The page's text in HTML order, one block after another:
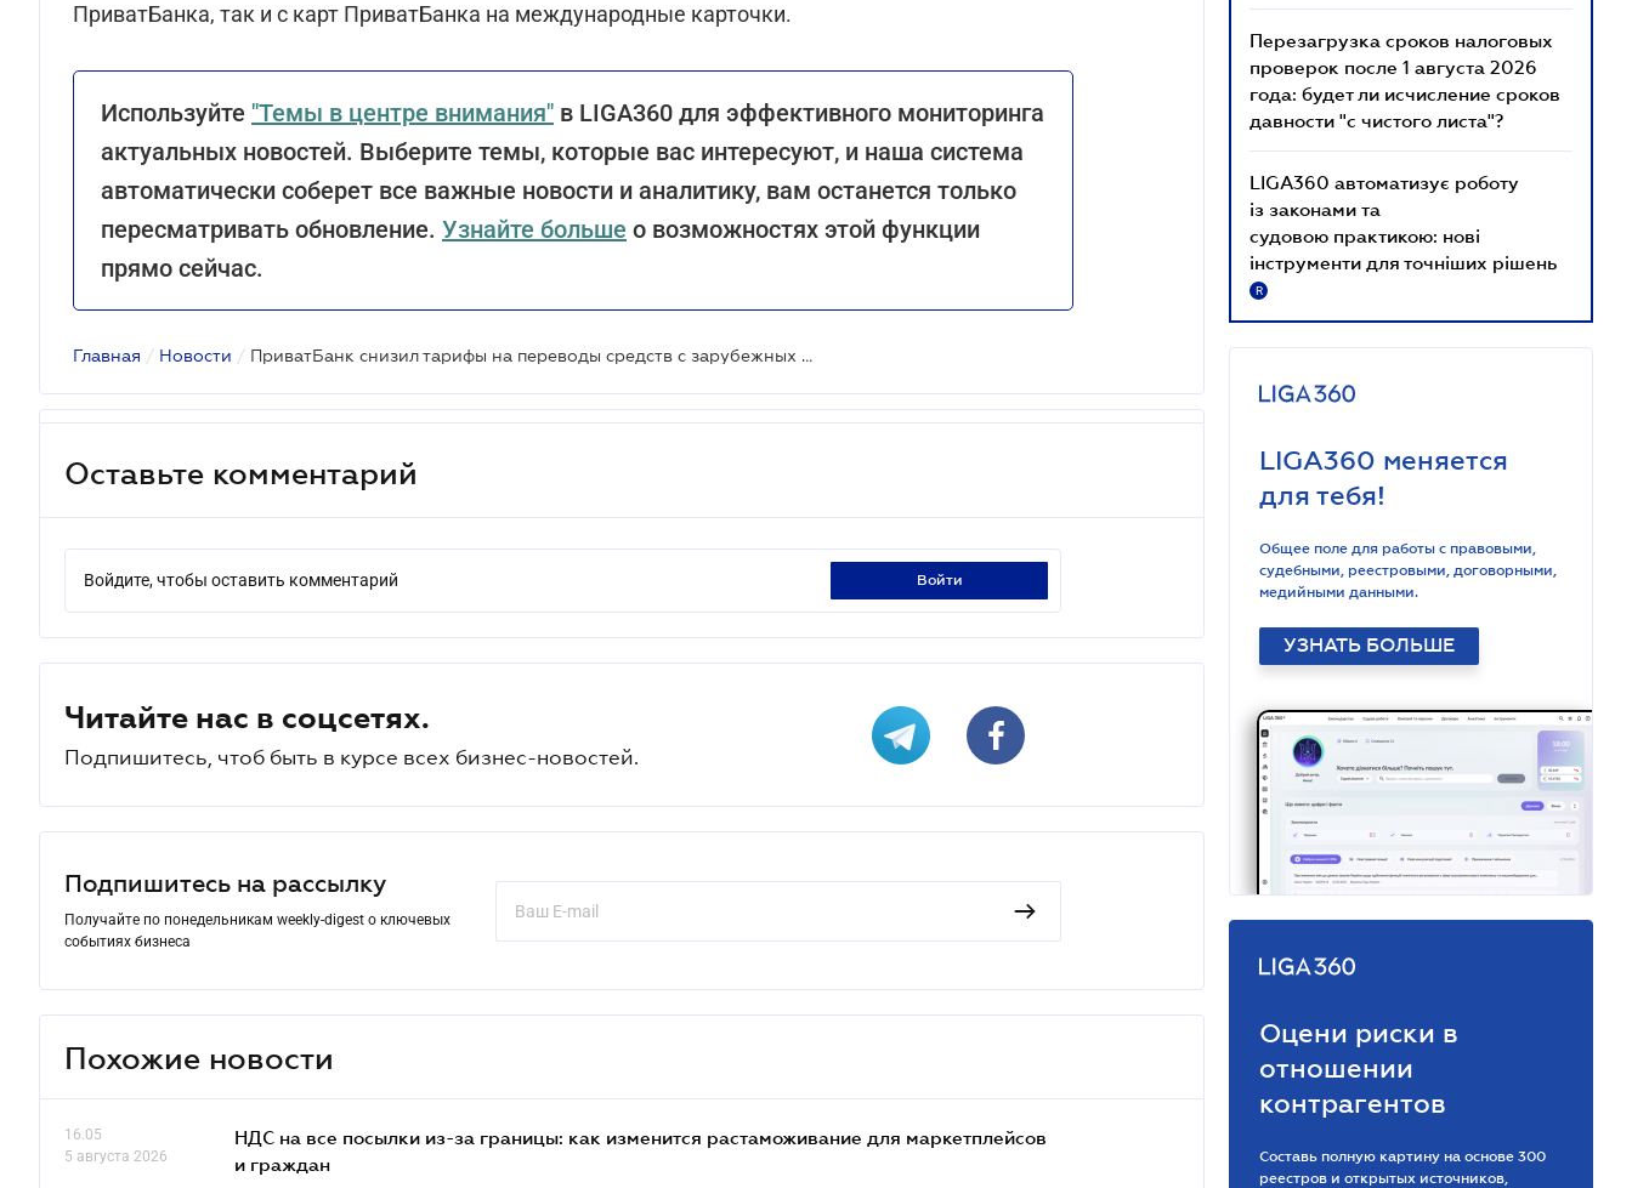
ПриватБанка, так и с карт ПриватБанка на международные карточки.
Используйте "Темы в центре внимания" в LIGA360 для эффективного мониторинга
актуальных новостей. Выберите темы, которые вас интересуют, и наша система
автоматически соберет все важные новости и аналитику, вам останется только
пересматривать обновление. Узнайте больше о возможностях этой функции
прямо сейчас.
Главная / Новости / ПриватБанк снизил тарифы на переводы средств с зарубежных карт
Оставьте комментарий
Войдите, чтобы оставить комментарий войти
Читайте нас в соцсетях.
Подпишитесь, чтоб быть в курсе всех бизнес-новостей.
Подпишитесь на рассылку
Получайте по понедельникам weekly-digest о ключевых
событиях бизнеса
Похожие новости
16.05
5 августа 2026
НДС на все посылки из-за границы: как изменится растаможивание для маркетплейсов
и граждан
Перезагрузка сроков налоговых
проверок после 1 августа 2026
года: будет ли исчисление сроков
давности "с чистого листа"?
LIGA360 автоматизує роботу
із законами та
судовою практикою: нові
інструменти для точніших рішень
R
LIGA360 меняется
для тебя!
Общее поле для работы с правовыми,
судебными, реестровыми, договорными,
медийными данными.
УЗНАТЬ БОЛЬШЕ
Оцени риски в
отношении
контрагентов
Составь полную картину на основе 300
реестров и открытых источников,